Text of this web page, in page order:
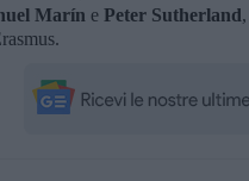
Marín e Peter Sutherland